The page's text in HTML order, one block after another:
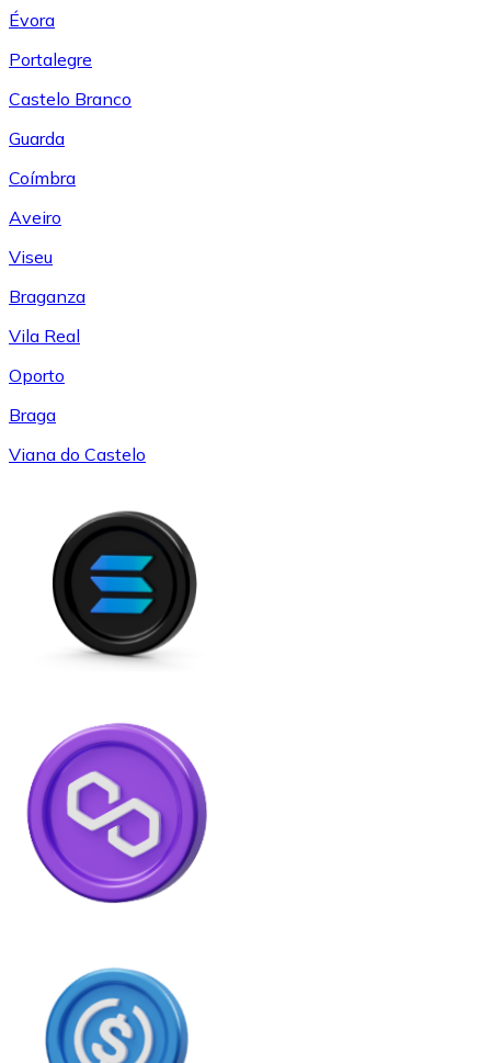
Évora
Portalegre
Castelo Branco
Guarda
Coímbra
Aveiro
Viseu
Braganza
Vila Real
Oporto
Braga
Viana do Castelo